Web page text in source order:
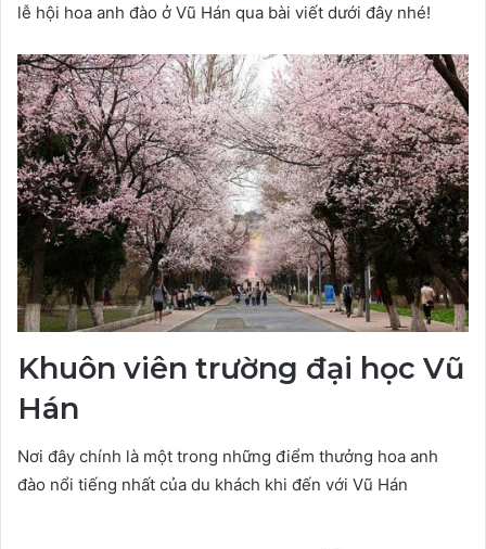
lễ hội hoa anh đào ở Vũ Hán qua bài viết dưới đây nhé!
Khuôn viên trường đại học Vũ
Hán
Nơi đây chính là một trong những điểm thưởng hoa anh
đào nổi tiếng nhất của du khách khi đến với Vũ Hán